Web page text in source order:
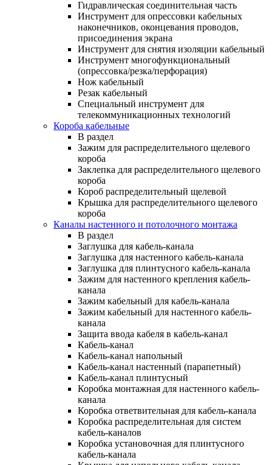
Гидравлическая соединительная часть
Инструмент для опрессовки кабельных
наконечников, оконцевания проводов,
присоединения экрана
Инструмент для снятия изоляции кабельный
Инструмент многофункциональный
(опрессовка/резка/перфорация)
Нож кабельный
Резак кабельный
Специальный инструмент для
телекоммуникационных технологий
Короба кабельные
В раздел
Зажим для распределительного щелевого
короба
Заклепка для распределительного щелевого
короба
Короб распределительный щелевой
Крышка для распределительного щелевого
короба
Каналы настенного и потолочного монтажа
В раздел
Заглушка для кабель-канала
Заглушка для настенного кабель-канала
Заглушка для плинтусного кабель-канала
Зажим для настенного крепления кабель-
канала
Зажим кабельный для кабель-канала
Зажим кабельный для настенного кабель-
канала
Защита ввода кабеля в кабель-канал
Кабель-канал
Кабель-канал напольный
Кабель-канал настенный (парапетный)
Кабель-канал плинтусный
Коробка монтажная для настенного кабель-
канала
Коробка ответвительная для кабель-канала
Коробка распределительная для систем
кабель-каналов
Коробка установочная для плинтусного
кабель-канала